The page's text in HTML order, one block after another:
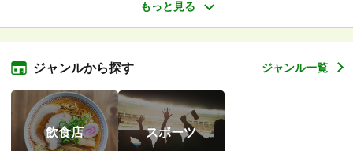
ジャンルから探す ジャンル一覧
飲食店 スポーツ